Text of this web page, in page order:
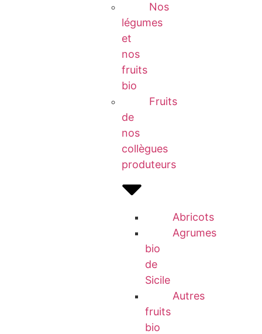
Nos
légumes
et
nos
fruits
bio
Fruits
de
nos
collègues
produteurs
Abricots
Agrumes
bio
de
Sicile
Autres
fruits
bio